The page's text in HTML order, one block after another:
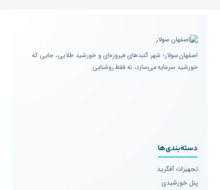
اصفهان سولار؛ شهر گنبدهای فیروزه‌ای و خورشید طلایی، جایی که
خورشید سرمایه می‌سازد، نه فقط روشنایی.
دسته‌بندی‌ها
تجهیزات آفگرید
پنل خورشیدی